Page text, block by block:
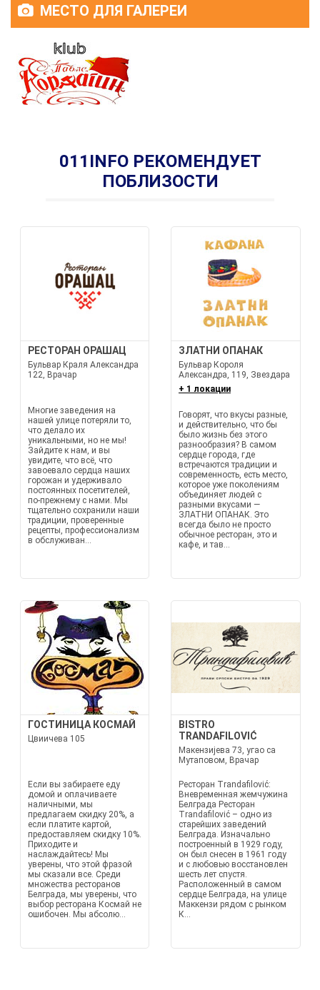
МЕСТО ДЛЯ ГАЛЕРЕИ
011INFO РЕКОМЕНДУЕТ
ПОБЛИЗОСТИ
РЕСТОРАН ОРАШАЦ
Бульвар Краля Александра
122, Врачар
Многие заведения на
нашей улице потеряли то,
что делало их
уникальными, но не мы!
Зайдите к нам, и вы
увидите, что всё, что
завоевало сердца наших
горожан и удерживало
постоянных посетителей,
по-прежнему с нами. Мы
тщательно сохранили наши
традиции, проверенные
рецепты, профессионализм
в обслуживан...
ЗЛАТНИ ОПАНАК
Бульвар Короля
Александра, 119, Звездара
+ 1 локации
Говорят, что вкусы разные,
и действительно, что бы
было жизнь без этого
разнообразия? В самом
сердце города, где
встречаются традиции и
современность, есть место,
которое уже поколениям
объединяет людей с
разными вкусами —
ЗЛАТНИ ОПАНАК. Это
всегда было не просто
обычное ресторан, это и
кафе, и тав...
ГОСТИНИЦА КОСМАЙ
Цвиичева 105
Если вы забираете еду
домой и оплачиваете
наличными, мы
предлагаем скидку 20%, а
если платите картой,
предоставляем скидку 10%.
Приходите и
наслаждайтесь! Мы
уверены, что этой фразой
мы сказали все. Среди
множества ресторанов
Белграда, мы уверены, что
выбор ресторана Космай не
ошибочен. Мы абсолю...
BISTRO
TRANDAFILOVIĆ
Макензијева 73, угао са
Мутаповом, Врачар
Ресторан Trandafilović:
Вневременная жемчужина
Белграда Ресторан
Trandafilović – одно из
старейших заведений
Белграда. Изначально
построенный в 1929 году,
он был снесен в 1961 году
и с любовью восстановлен
шесть лет спустя.
Расположенный в самом
сердце Белграда, на улице
Маккензи рядом с рынком
К...